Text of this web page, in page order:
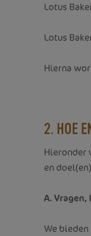
Lotus
Lotus
Hierna
2. HOE
Hieronder
en
A.
We